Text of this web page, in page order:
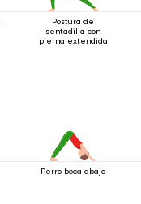
Postura de
sentadilla con
pierna extendida
Perro boca abajo